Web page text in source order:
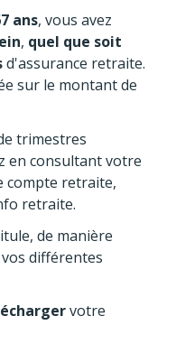
ans, vous avez
, quel que soit
d'assurance retraite.
sur le montant de
trimestres
en consultant votre
compte retraite,
retraite.
de manière
différentes
votre